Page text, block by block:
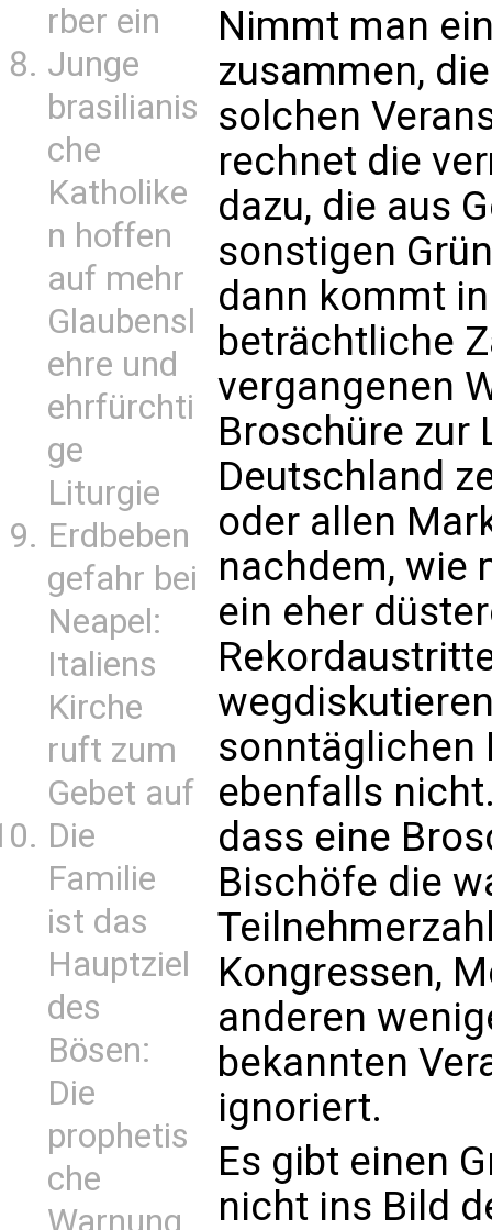
rber ein
Junge
brasilianis
che
Katholike
n hoffen
auf mehr
Glaubensl
ehre und
ehrfürchti
ge
Liturgie
Erdbeben
gefahr bei
Neapel:
Italiens
Kirche
ruft zum
Gebet auf
Die
Familie
ist das
Hauptziel
des
Bösen:
Die
prophetis
che
Warnung
Nimmt man
zusammen,
solchen
rechnet die
dazu, die aus
sonstigen
dann kommt
beträchtliche
vergangenen
Broschüre zur
Deutschland
oder allen
nachdem, wie
ein eher
sonntäglichen
ebenfalls
dass eine
Bischöfe die
Kongressen,
anderen
bekannten
ignoriert.
Es gibt einen
nicht ins Bild